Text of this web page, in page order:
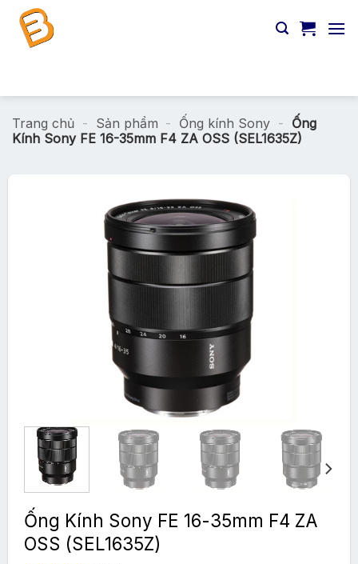
Chuyển
đến
Trang chủ - Sản phẩm - Ống kính Sony - Ống
Kính Sony FE 16-35mm F4 ZA OSS (SEL1635Z)
Ống Kính Sony FE 16-35mm F4 ZA
OSS (SEL1635Z)